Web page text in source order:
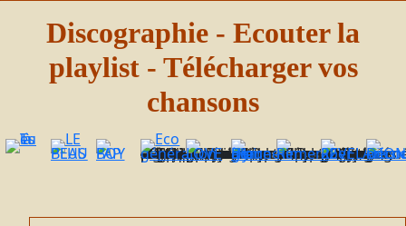
Discographie - Ecouter la
playlist - Télécharger vos
chansons
- Un CD de 18 titres, dont 8 chansons, 7 karaoké, 1 remix, 1 conte, en anglais, en français ou en créole. - Un Livre, support d’animation et d'éducation ludique et pratique, de sensibilisation et de réflexion sur : L’écologie, l’environnement, la nutrition, le développement durable, la promotion à la consommation des fruits et des légumes et de l'activité physique des enfants.Album de 12 Titres de variétés française en gospel, Pop, Louange, Adoration, Zouk, R&B, interprété par Eddy Babel. Sans L'Amour nous ne sommes rien. Album de 17 Titres de Pop, Gospel, Louange, Adoration, Zouk, R&B, interprété par Eddy Babel.Album de 13 Titres de Pop, Gospel, Louange, Adoration, Zouk, R&B, interprété par Eddy Babel.Album de 16 Titres de variétés française en gospel, Pop, Louange, Adoration, Zouk, R&B, interprété par Eddy Babel, accompagné d'un Beau Livre de 84 pages. Ce ne sont pas mes révélations mais plutôt les messages de la nature et de notre nature.